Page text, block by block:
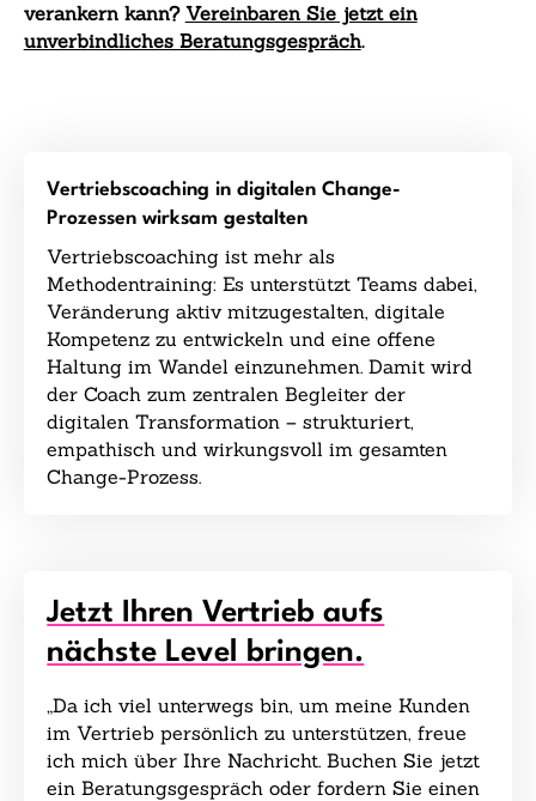
verankern kann? Vereinbaren Sie jetzt ein
unverbindliches Beratungsgespräch.
Vertriebscoaching in digitalen Change-
Prozessen wirksam gestalten
Vertriebscoaching ist mehr als
Methodentraining: Es unterstützt Teams dabei,
Veränderung aktiv mitzugestalten, digitale
Kompetenz zu entwickeln und eine offene
Haltung im Wandel einzunehmen. Damit wird
der Coach zum zentralen Begleiter der
digitalen Transformation – strukturiert,
empathisch und wirkungsvoll im gesamten
Change-Prozess.
Jetzt Ihren Vertrieb aufs
nächste Level bringen.
„Da ich viel unterwegs bin, um meine Kunden
im Vertrieb persönlich zu unterstützen, freue
ich mich über Ihre Nachricht. Buchen Sie jetzt
ein Beratungsgespräch oder fordern Sie einen